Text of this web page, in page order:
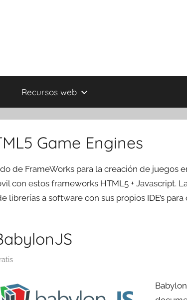
Recursos web
Game Engines
de FrameWorks para la creación de juegos
con estos frameworks HTML5 + Javascript.
librerías a software con sus propios IDE’s